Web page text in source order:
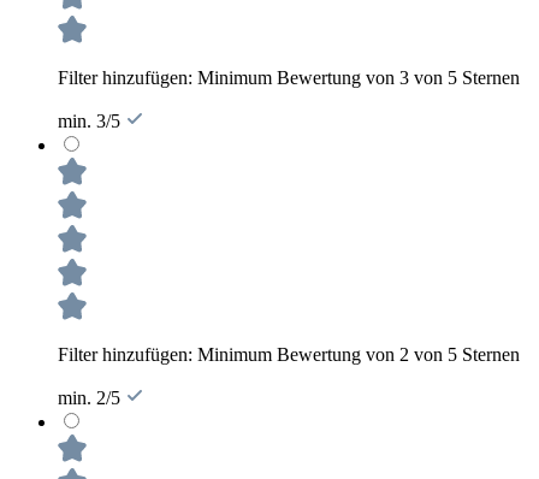
Filter hinzufügen: Minimum Bewertung von 3 von 5 Sternen
min. 3/5
Filter hinzufügen: Minimum Bewertung von 2 von 5 Sternen
min. 2/5